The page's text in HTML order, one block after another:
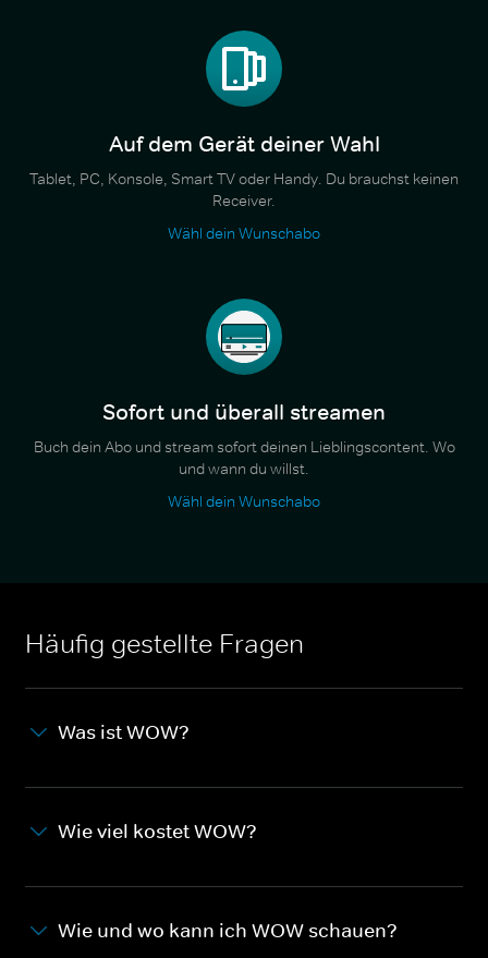
Auf dem Gerät deiner Wahl
Tablet, PC, Konsole, Smart TV oder Handy. Du brauchst keinen
Receiver.
Wähl dein Wunschabo
Sofort und überall streamen
Buch dein Abo und stream sofort deinen Lieblingscontent. Wo
und wann du willst.
Wähl dein Wunschabo
Häufig gestellte Fragen
Was ist WOW?
Wie viel kostet WOW?
Wie und wo kann ich WOW schauen?